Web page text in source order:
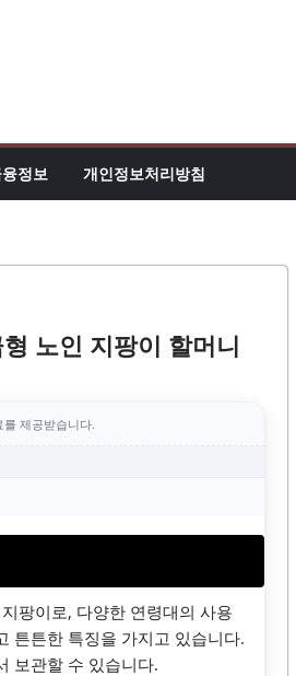
정보 개인정보처리방침
노인 지팡이 할머니
제공받습니다.
팡이로, 다양한 연령대의 사용
튼튼한 특징을 가지고 있습니다.
보관할 수 있습니다.